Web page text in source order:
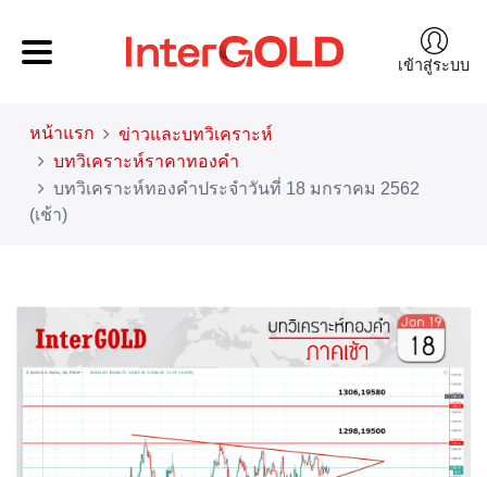
เข้าสู่ระบบ
หน้าแรก
ข่าวและบทวิเคราะห์
บทวิเคราะห์ราคาทองคำ
บทวิเคราะห์ทองคำประจำวันที่ 18 มกราคม 2562
(เช้า)